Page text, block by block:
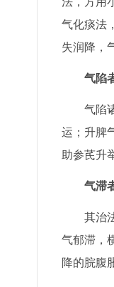
气化痰法
失润降，
气陷
气陷
运；升脾
助参芪升
气滞
其治
气郁滞，
降的脘腹